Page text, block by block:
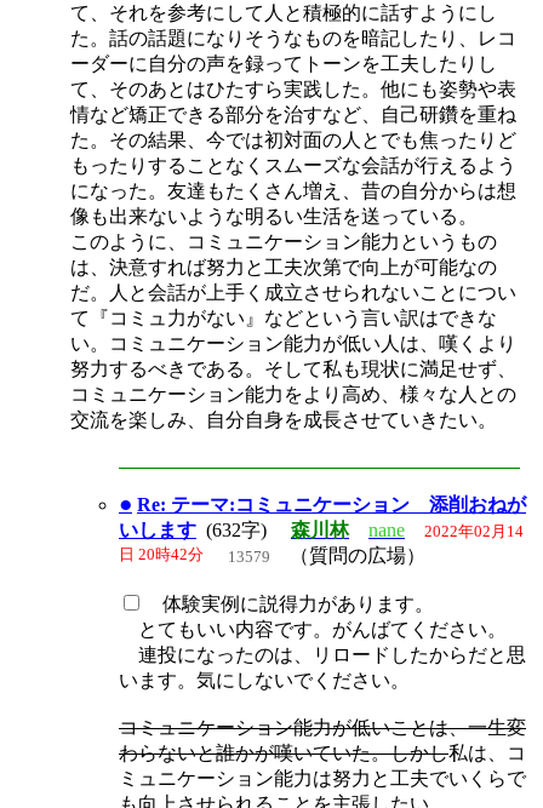
て、それを参考にして人と積極的に話すようにし
た。話の話題になりそうなものを暗記したり、レコ
ーダーに自分の声を録ってトーンを工夫したりし
て、そのあとはひたすら実践した。他にも姿勢や表
情など矯正できる部分を治すなど、自己研鑽を重ね
た。その結果、今では初対面の人とでも焦ったりど
もったりすることなくスムーズな会話が行えるよう
になった。友達もたくさん増え、昔の自分からは想
像も出来ないような明るい生活を送っている。
このように、コミュニケーション能力というもの
は、決意すれば努力と工夫次第で向上が可能なの
だ。人と会話が上手く成立させられないことについ
て『コミュ力がない』などという言い訳はできな
い。コミュニケーション能力が低い人は、嘆くより
努力するべきである。そして私も現状に満足せず、
コミュニケーション能力をより高め、様々な人との
交流を楽しみ、自分自身を成長させていきたい。
● Re: テーマ:コミュニケーション 添削おねが
いします (632字) 森川林 nane 2022年02月14
日 20時42分 13579 （質問の広場）
体験実例に説得力があります。
とてもいい内容です。がんばてください。
連投になったのは、リロードしたからだと思
います。気にしないでください。
コミュニケーション能力が低いことは、一生変
わらないと誰かが嘆いていた。しかし私は、コ
ミュニケーション能力は努力と工夫でいくらで